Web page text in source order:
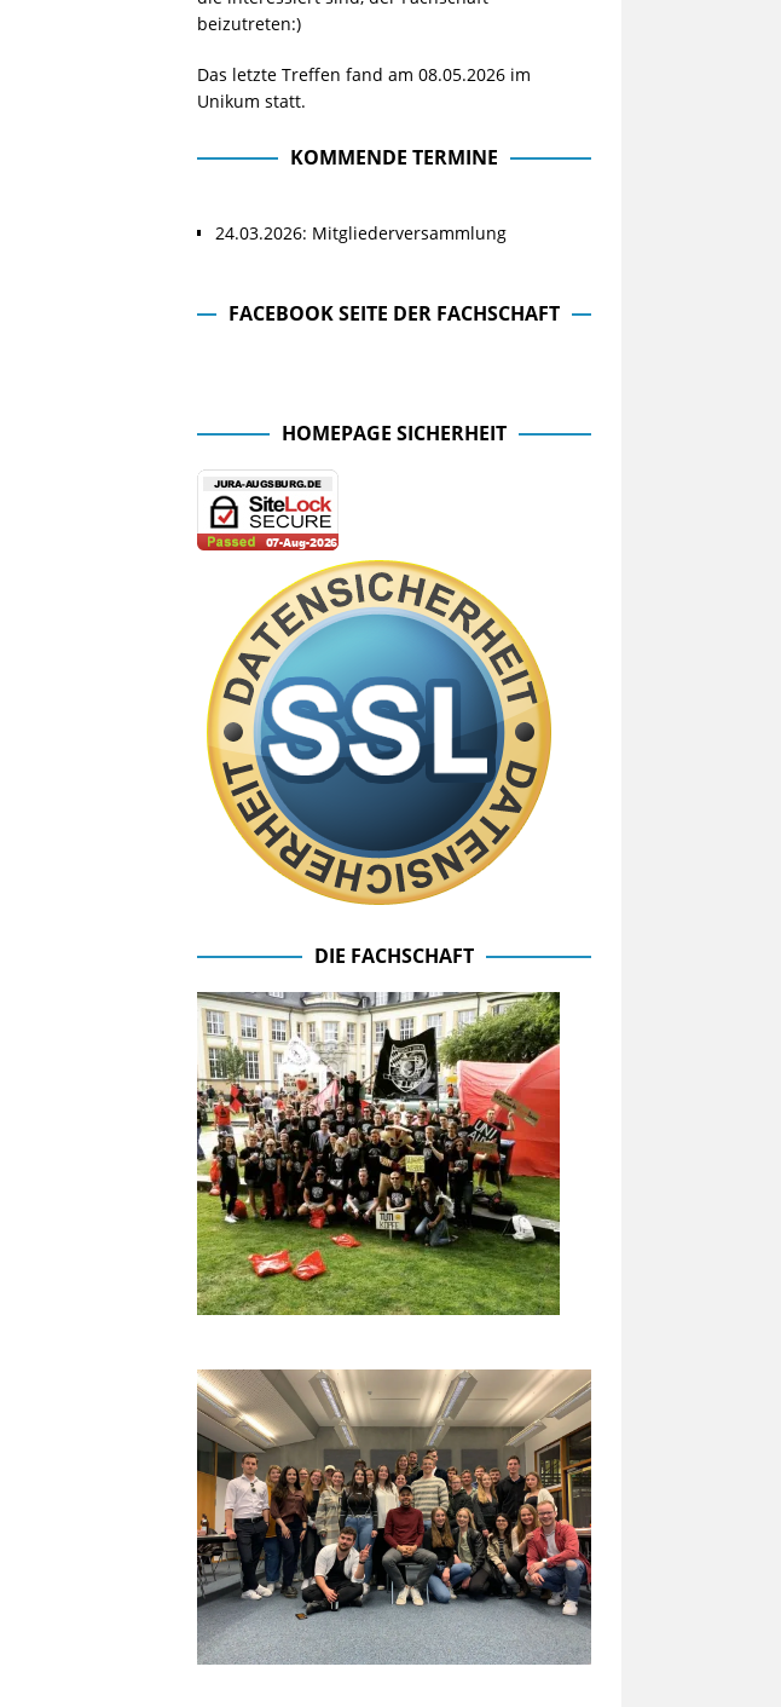
beizutreten:)
Das letzte Treffen fand am 08.05.2026 im
Unikum statt.
KOMMENDE TERMINE
24.03.2026: Mitgliederversammlung
FACEBOOK SEITE DER FACHSCHAFT
HOMEPAGE SICHERHEIT
DIE FACHSCHAFT